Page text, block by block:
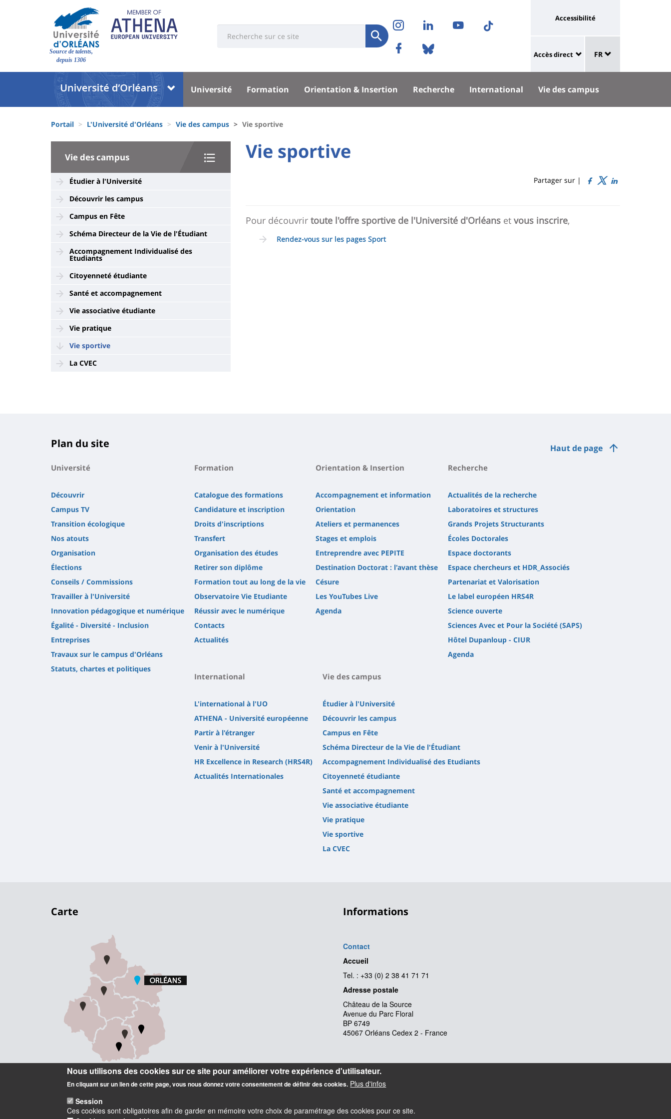
Site
Source de talents,
depuis 1306
Université
Soumettre
Réseaux
sociaux
Instagram
LinkedInYoutubeTikTok
FacebookBluesky
Université
lien
vers
page
accessibilité
Accessibilité
University
:
Shortcut
links
Accès direct de
langue
FR
Université
Block
liste
des
composantes
Menu
principal
Université Formation Orientation & Insertion Recherche International Vie des campus
d'Ariane
Portail L'Université d'Orléans Vie des campus Vie sportive
University
Sidebar
Vie des campus
Étudier à l'Université
Découvrir les campus
Campus en Fête
Schéma Directeur de la Vie de l'Étudiant
Accompagnement Individualisé des
Etudiants
Citoyenneté étudiante
Santé et accompagnement
Vie associative étudiante
Vie pratique
Vie sportive
La CVEC
University
Titre
Vie sportive
Partager sur |
de
Pour découvrir toute l'offre sportive de l'Université d'Orléanset vous inscrire,
Rendez-vous sur les pages Sport
Haut de page
Plan du site
Université
Découvrir
Campus TV
Transition écologique
Nos atouts
Organisation
Élections
Conseils / Commissions
Travailler à l'Université
Innovation pédagogique et numérique
Égalité - Diversité - Inclusion
Entreprises
Travaux sur le campus d'Orléans
Statuts, chartes et politiques
Formation
Catalogue des formations
Candidature et inscription
Droits d'inscriptions
Transfert
Organisation des études
Retirer son diplôme
Formation tout au long de la vie
Observatoire Vie Etudiante
Réussir avec le numérique
Contacts
Actualités
Orientation & Insertion
Accompagnement et information
Orientation
Ateliers et permanences
Stages et emplois
Entreprendre avec PEPITE
Destination Doctorat : l'avant thèse
Césure
Les YouTubes Live
Agenda
Recherche
Actualités de la recherche
Laboratoires et structures
Grands Projets Structurants
Écoles Doctorales
Espace doctorants
Espace chercheurs et HDR_Associés
Partenariat et Valorisation
Le label européen HRS4R
Science ouverte
Sciences Avec et Pour la Société (SAPS)
Hôtel Dupanloup - CIUR
Agenda
International
L'international à l'UO
ATHENA - Université européenne
Partir à l'étranger
Venir à l'Université
HR Excellence in Research (HRS4R)
Actualités Internationales
Vie des campus
Étudier à l'Université
Découvrir les campus
Campus en Fête
Schéma Directeur de la Vie de l'Étudiant
Accompagnement Individualisé des Etudiants
Citoyenneté étudiante
Santé et accompagnement
Vie associative étudiante
Vie pratique
Vie sportive
La CVEC
Carte Informations
Contact
Accueil
Tel. : +33 (0) 2 38 41 71 71
Adresse postale
Château de la Source
Avenue du Parc Floral
BP 6749
45067 Orléans Cedex 2 - France
Nous utilisons des cookies sur ce site pour améliorer votre expérience d'utilisateur.
En cliquant sur un lien de cette page, vous nous donnez votre consentement de définir des cookies. Plus d'infos
Session
Ces cookies sont obligatoires afin de garder en mémoire votre choix de paramétrage des cookies pour ce site.